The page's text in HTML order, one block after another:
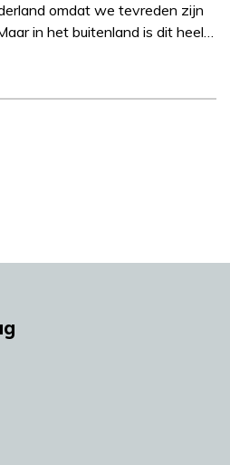
omdat we tevreden zijn
in het buitenland is dit heel…